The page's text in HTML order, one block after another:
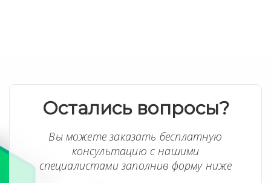
Остались вопросы?
Вы можете заказать бесплатную
консультацию с нашими
специалистами заполнив форму ниже